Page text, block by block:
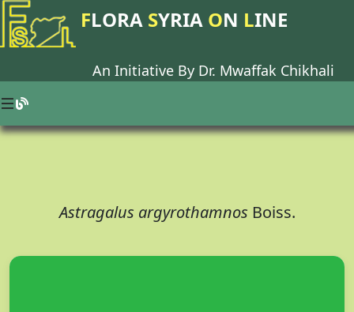
FLORA SYRIA ON LINE
An Initiative By Dr. Mwaffak Chikhali
Astragalus argyrothamnos Boiss.